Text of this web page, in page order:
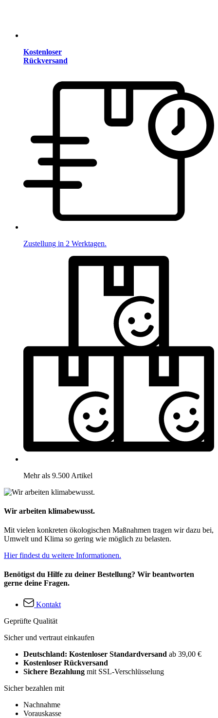
Kostenloser
Rückversand
Zustellung in 2 Werktagen.
Mehr als 9.500 Artikel
Wir arbeiten klimabewusst.
Mit vielen konkreten ökologischen Maßnahmen tragen wir dazu bei,
Umwelt und Klima so gering wie möglich zu belasten.
Hier findest du weitere Informationen.
Benötigst du Hilfe zu deiner Bestellung? Wir beantworten
gerne deine Fragen.
Kontakt
Geprüfte Qualität
Sicher und vertraut einkaufen
Deutschland: Kostenloser Standardversand ab 39,00 €
Kostenloser Rückversand
Sichere Bezahlung mit SSL-Verschlüsselung
Sicher bezahlen mit
Nachnahme
Vorauskasse